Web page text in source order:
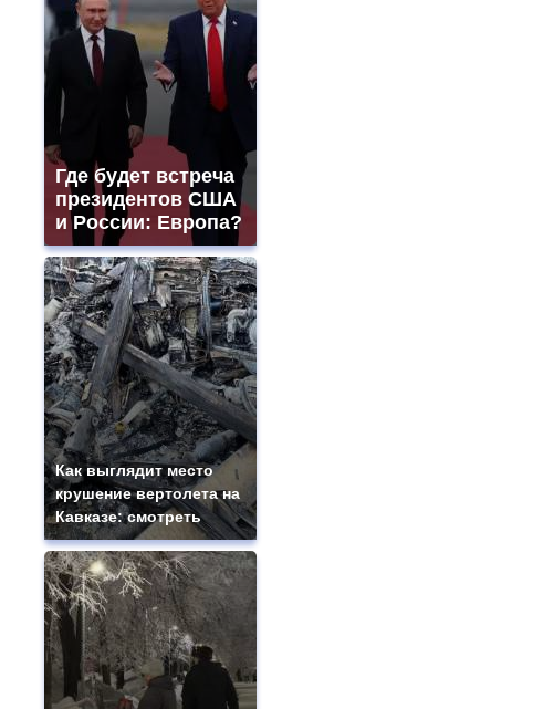
Где будет встреча
президентов США
и России: Европа?
Как выглядит место
крушение вертолета на
Кавказе: смотреть